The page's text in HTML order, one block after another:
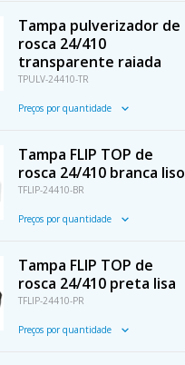
Tampa pulverizador de
rosca 24/410
transparente raiada
TPULV-24410-TR
Preços por quantidade
Tampa FLIP TOP de
rosca 24/410 branca liso
TFLIP-24410-BR
Preços por quantidade
Tampa FLIP TOP de
rosca 24/410 preta lisa
TFLIP-24410-PR
Preços por quantidade